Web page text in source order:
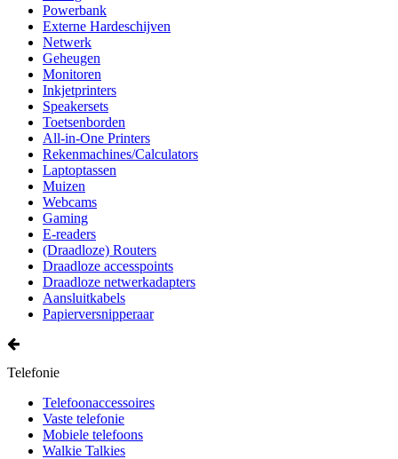
Powerbank
Externe Hardeschijven
Netwerk
Geheugen
Monitoren
Inkjetprinters
Speakersets
Toetsenborden
All-in-One Printers
Rekenmachines/Calculators
Laptoptassen
Muizen
Webcams
Gaming
E-readers
(Draadloze) Routers
Draadloze accesspoints
Draadloze netwerkadapters
Aansluitkabels
Papierversnipperaar
Telefonie
Telefoonaccessoires
Vaste telefonie
Mobiele telefoons
Walkie Talkies